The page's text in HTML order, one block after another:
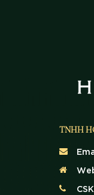
TNHH